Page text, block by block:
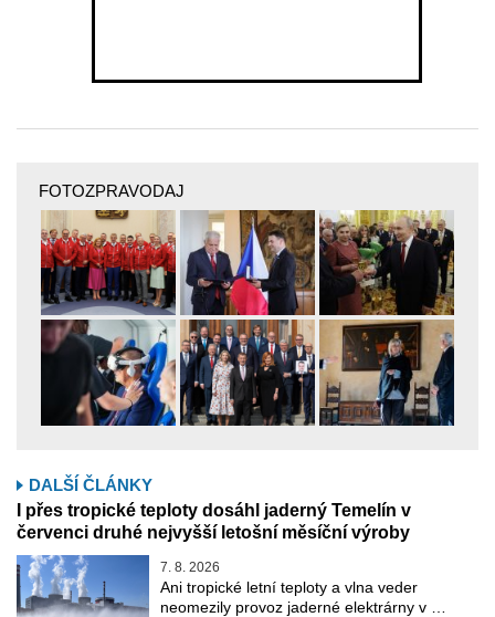
FOTOZPRAVODAJ
DALŠÍ ČLÁNKY
I přes tropické teploty dosáhl jaderný Temelín v
červenci druhé nejvyšší letošní měsíční výroby
7. 8. 2026
Ani tropické letní teploty a vlna veder
neomezily provoz jaderné elektrárny v …